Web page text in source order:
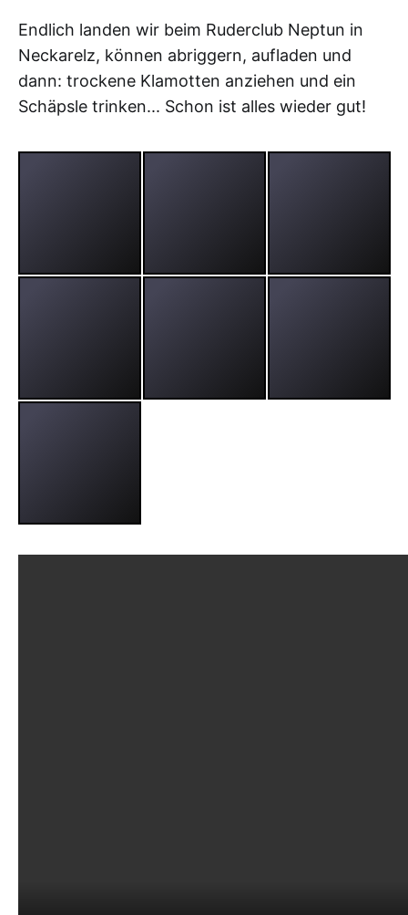
Endlich landen wir beim Ruderclub Neptun in
Neckarelz, können abriggern, aufladen und
dann: trockene Klamotten anziehen und ein
Schäpsle trinken... Schon ist alles wieder gut!